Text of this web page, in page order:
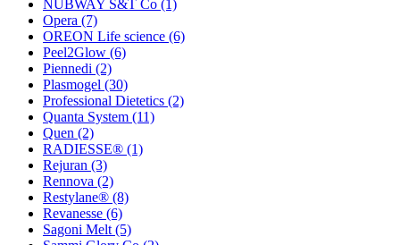
NUBWAY S&T Co (1)
Opera (7)
OREON Life science (6)
Peel2Glow (6)
Piennedi (2)
Plasmogel (30)
Professional Dietetics (2)
Quanta System (11)
Quen (2)
RADIESSE® (1)
Rejuran (3)
Rennova (2)
Restylane® (8)
Revanesse (6)
Sagoni Melt (5)